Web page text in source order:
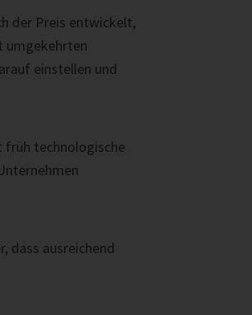
der Preis entwickelt,
umgekehrten
einstellen und
früh technologische
dass ausreichend